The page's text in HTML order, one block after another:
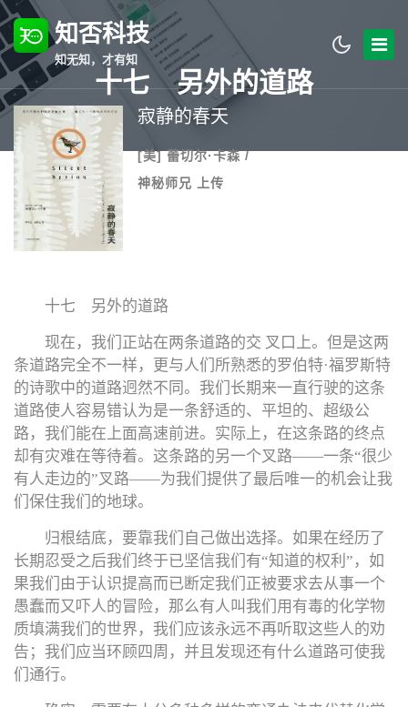
知否科技
知无知，才有知
十七 另外的道路
寂静的春天
[美] 蕾切尔·卡森 /
神秘师兄 上传
十七 另外的道路
现在，我们正站在两条道路的交 叉口上。但是这两
条道路完全不一样，更与人们所熟悉的罗伯特·福罗斯特
的诗歌中的道路迥然不同。我们长期来一直行驶的这条
道路使人容易错认为是一条舒适的、平坦的、超级公
路，我们能在上面高速前进。实际上，在这条路的终点
却有灾难在等待着。这条路的另一个叉路——一条“很少
有人走边的”叉路——为我们提供了最后唯一的机会让我
们保住我们的地球。
归根结底，要靠我们自己做出选择。如果在经历了
长期忍受之后我们终于已坚信我们有“知道的权利”，如
果我们由于认识提高而已断定我们正被要求去从事一个
愚蠢而又吓人的冒险，那么有人叫我们用有毒的化学物
质填满我们的世界，我们应该永远不再听取这些人的劝
告；我们应当环顾四周，并且发现还有什么道路可使我
们通行。